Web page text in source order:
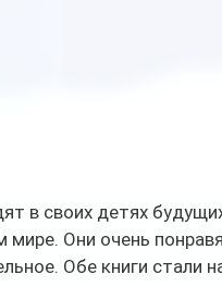
в своих детях
Они очень
Обе книги стали